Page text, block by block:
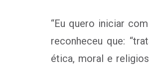
“Eu quero iniciar
reconheceu que:
ética, moral e